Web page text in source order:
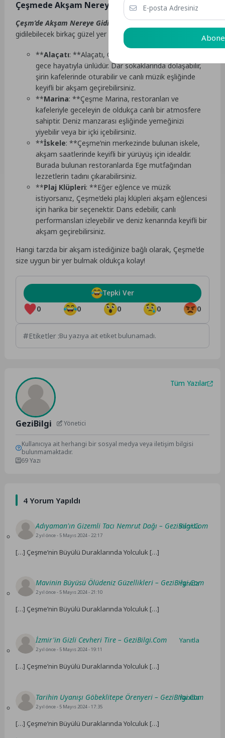
Çeşmede Akşam Nereye Gidilir?
Çeşm’de Akşam Nereye Gidilir?
, Çeşme’de akşam için
gidilebilecek birkaç güzel yer var. İşte bazı öneriler:
**Alaçatı: **Alaçatı, Çeşme’nin bir semti olarak
gece hayatıyla ünlüdür. Dar sokaklarında dolaşabilir,
şirin kafelerinde oturabilir ve canlı müzik eşliğinde
keyifli bir akşam geçirebilirsiniz.
**Marina: **Çeşme Marina, restoranları ve
kafeleriyle geceleyin de oldukça canlı bir atmosfere
sahiptir. Deniz manzarası eşliğinde yemeğinizi
yiyebilir veya bir içki içebilirsiniz.
**İskele: **Çeşme’nin merkezinde bulunan iskele,
akşam saatlerinde keyifli bir yürüyüş için idealdir.
Burada bulunan restoranlarda Ege mutfağından
lezzetlerin tadını çıkarabilirsiniz.
**Plaj Klüpleri: **Eğer eğlence ve müzik
istiyorsanız, Çeşme’deki plaj klüpleri akşam eğlencesi
için harika bir seçenektir. Dans edebilir, canlı
performansları izleyebilir ve deniz kenarında keyifli bir
akşam geçirebilirsiniz.
Hangi tarzda bir akşam istediğinize bağlı olarak, Çeşme’de
size uygun bir yer bulmak oldukça kolay!
0 0 0 0 0
Tepki Ver
Etiketler :Bu yazıya ait etiket bulunamadı.
GeziBilgi Yönetici
Tüm Yazılar
Kullanıcıya ait herhangi bir sosyal medya veya iletişim bilgisi
bulunmamaktadır.
69 Yazı
4 Yorum Yapıldı
Adıyaman'ın Gizemli Tacı Nemrut Dağı – GeziBilgi.Com
2 yıl önce- 5 Mayıs 2024 - 22:17
[…] Çeşme’nin Büyülü Duraklarında Yolculuk […]
Yanıtla
Mavinin Büyüsü Ölüdeniz Güzellikleri – GeziBilgi.Com
2 yıl önce- 5 Mayıs 2024 - 21:10
[…] Çeşme’nin Büyülü Duraklarında Yolculuk […]
Yanıtla
İzmir'in Gizli Cevheri Tire – GeziBilgi.Com
2 yıl önce- 5 Mayıs 2024 - 19:11
[…] Çeşme’nin Büyülü Duraklarında Yolculuk […]
Yanıtla
Tarihin Uyanışı Göbeklitepe Örenyeri – GeziBilgi.Com
2 yıl önce- 5 Mayıs 2024 - 17:35
[…] Çeşme’nin Büyülü Duraklarında Yolculuk […]
Yanıtla